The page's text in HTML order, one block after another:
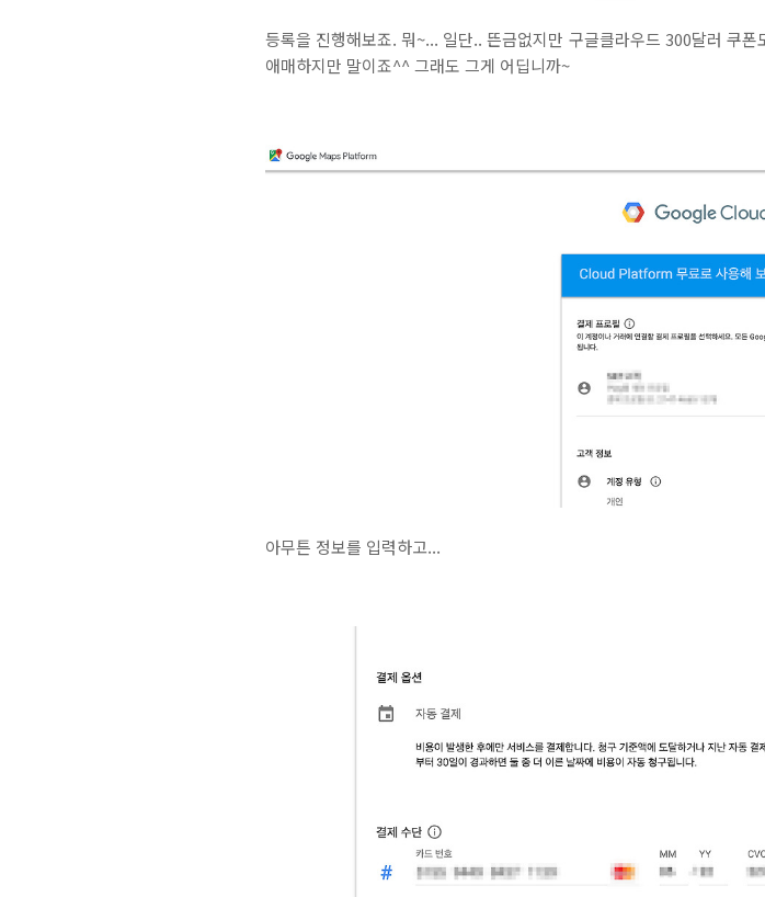
등록을 진행해보죠. 뭐~... 일단.. 뜬금없지만 구글클라우드 300달러 쿠
애매하지만 말이죠^^ 그래도 그게 어딥니까~
아무튼 정보를 입력하고...